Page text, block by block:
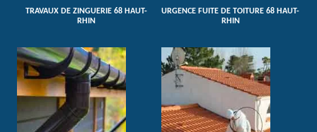
TRAVAUX DE ZINGUERIE 68 HAUT-
RHIN
URGENCE FUITE DE TOITURE 68 HAUT-
RHIN